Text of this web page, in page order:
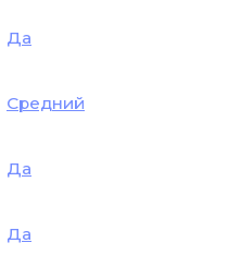
Да
Средний
Да
Да